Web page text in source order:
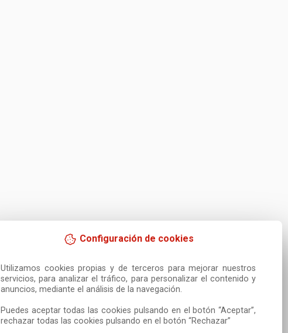
Configuración de cookies
Utilizamos cookies propias y de terceros para mejorar nuestros
servicios, para analizar el tráfico, para personalizar el contenido y
anuncios, mediante el análisis de la navegación.
Puedes aceptar todas las cookies pulsando en el botón “Aceptar”,
rechazar todas las cookies pulsando en el botón “Rechazar”